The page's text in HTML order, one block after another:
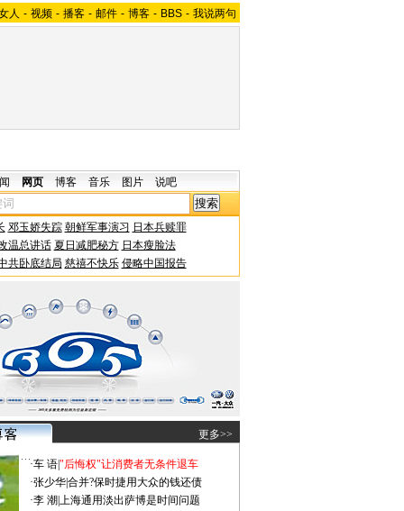
人 - 视频 - 播客 - 邮件 - 博客 - BBS - 我说两句
网页 博客 音乐 图片 说吧
邓玉娇失踪 朝鲜军事演习 日本兵赎罪
温总讲话 夏日减肥秘方 日本瘦脸法
共卧底结局 慈禧不快乐 侵略中国报告
更多>>
·车 语|"后悔权"让消费者无条件退车
·张少华|合并?保时捷用大众的钱还债
·李 潮 上海通用淡出萨博是时间问题